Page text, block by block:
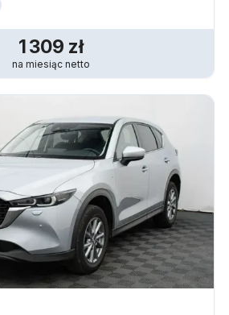
1 309 zł
na miesiąc netto